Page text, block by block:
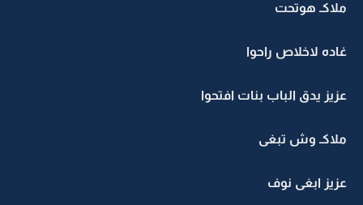
ملاكـ هوتحت
غاده لاخلاص راحوا
عزيز يدق الباب بنات افتحوا
ملاكـ وش تبغى
عزيز ابغى نوف